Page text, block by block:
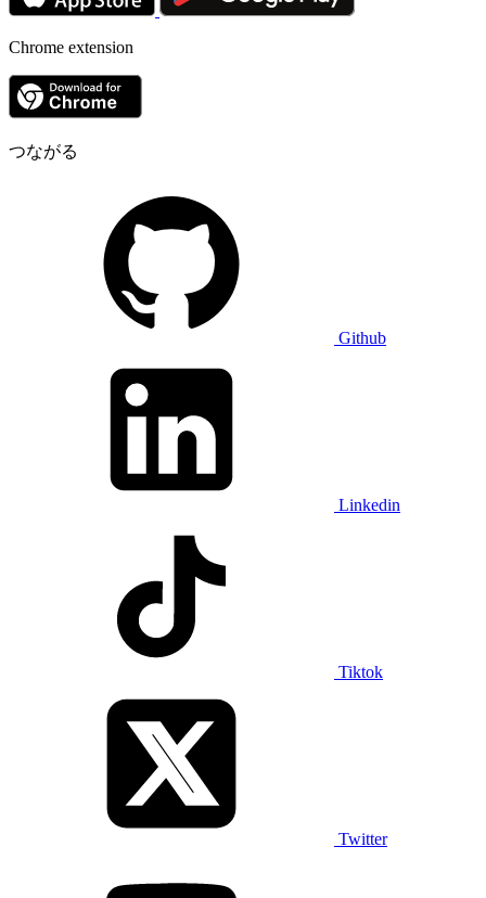
Chrome extension
つながる
Github
Linkedin
Tiktok
Twitter